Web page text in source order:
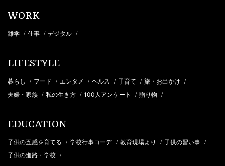
WORK
雑学 / 仕事 / デジタル /
LIFESTYLE
暮らし / フード / エンタメ / ヘルス / 子育て / 旅・お出かけ /
夫婦・家族 / 私の生き方 / 100人アンケート / 贈り物 /
EDUCATION
子供の五感を育てる / 学校行事コーデ / 教育現場より / 子供の習い事 /
子供の進路・学校 /